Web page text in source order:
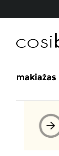
makiažas